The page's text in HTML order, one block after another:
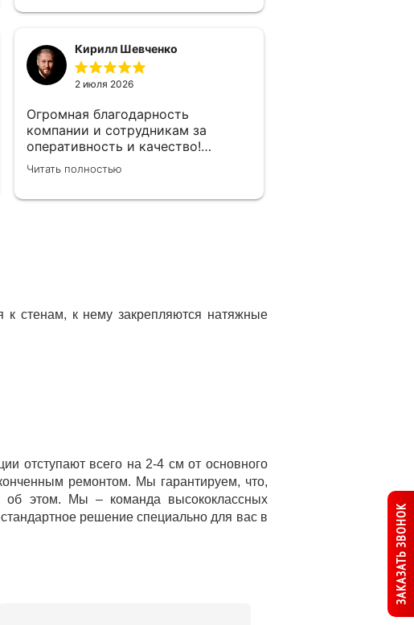
Кирилл Шевченко
2 июля 2026
Огромная благодарность
компании и сотрудникам за
оперативность и качество!
Начиная от менеджера по
заявкам, замерщика и
Читать полностью
к стенам, к нему закрепляются натяжные
отступают всего на 2-4 см от основного
ремонтом. Мы гарантируем, что,
об этом. Мы – команда высококлассных
решение специально для вас в
ЗАКАЗАТЬ ЗВОНОК